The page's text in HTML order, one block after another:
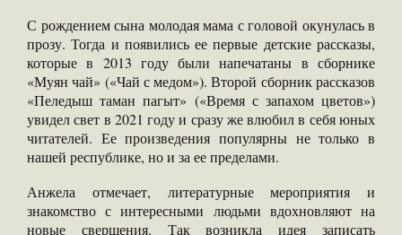
С рождением сына мо­лодая мама с головой окунулась в
прозу. Тогда и появились ее первые детские рассказы,
кото­рые в 2013 году были напечатаны в сборнике
«Муян чай» («Чай с ме­дом»). Второй сборник рассказов
«Пеледыш таман пагыт» («Время с запахом цветов»)
уви­дел свет в 2021 году и сразу же влюбил в себя юных
читателей. Ее про­изведения популярны не только в
нашей респу­блике, но и за ее преде­лами.
Анжела отмечает, ли­тературные мероприя­тия и
знакомство с инте­ресными людьми вдох­новляют на
новые свер­шения. Так возникла идея записать